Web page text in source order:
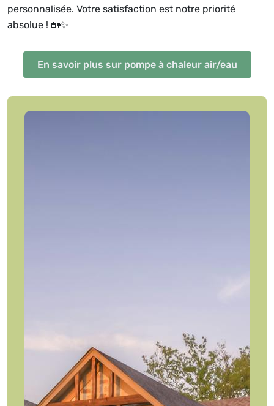
personnalisée. Votre satisfaction est notre priorité
absolue ! 🏡✨
En savoir plus sur pompe à chaleur air/eau